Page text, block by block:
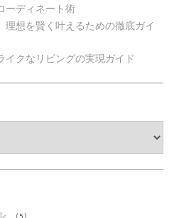
ーディネート術
理想を賢く叶えるための徹底ガイ
イクなリビングの実現ガイド
(5)